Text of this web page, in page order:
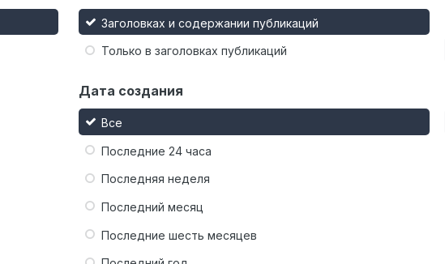
Заголовках и содержании публикаций
Только в заголовках публикаций
Дата создания
Все
Последние 24 часа
Последняя неделя
Последний месяц
Последние шесть месяцев